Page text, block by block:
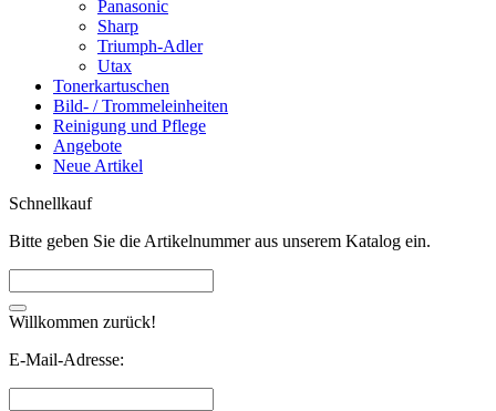
Panasonic
Sharp
Triumph-Adler
Utax
Tonerkartuschen
Bild- / Trommeleinheiten
Reinigung und Pflege
Angebote
Neue Artikel
Schnellkauf
Bitte geben Sie die Artikelnummer aus unserem Katalog ein.
Willkommen zurück!
E-Mail-Adresse: